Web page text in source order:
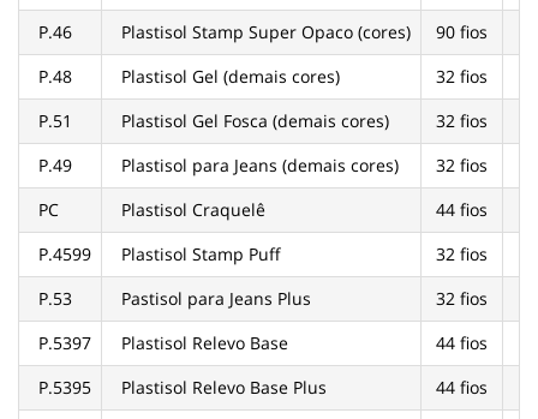
P.46
Plastisol Stamp Super Opaco (cores)
90 fios
P.48
Plastisol Gel (demais cores)
32 fios
P.51
Plastisol Gel Fosca (demais cores)
32 fios
P.49
Plastisol para Jeans (demais cores)
32 fios
PC
Plastisol Craquelê
44 fios
P.4599
Plastisol Stamp Puff
32 fios
P.53
Pastisol para Jeans Plus
32 fios
P.5397
Plastisol Relevo Base
44 fios
P.5395
Plastisol Relevo Base Plus
44 fios